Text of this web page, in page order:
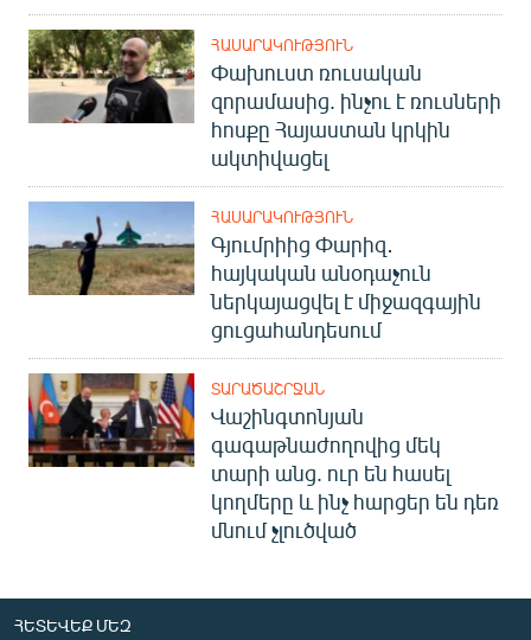
ՓՈԴՔԱՍԹ
Հայերեն
English
ՀԵՏԵՎԵՔ ՄԵԶ
«Ազատության» բոլոր կայքերը
ՀԱՍԱՐԱԿՈՒԹՅՈՒՆ
Փախուստ ռուսական
զորամասից. ինչու է ռուսների
հոսքը Հայաստան կրկին
ակտիվացել
ՀԱՍԱՐԱԿՈՒԹՅՈՒՆ
Գյումրիից Փարիզ․
հայկական անօդաչուն
ներկայացվել է միջազգային
ցուցահանդեսում
ՏԱՐԱԾԱՇՐՋԱՆ
Վաշինգտոնյան
գագաթնաժողովից մեկ
տարի անց. ուր են հասել
կողմերը և ինչ հարցեր են դեռ
մնում չլուծված
ՀԵՏԵՎԵՔ ՄԵԶ